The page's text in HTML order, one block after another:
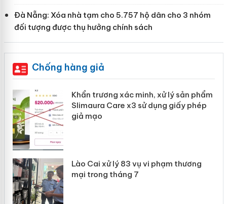
Đà Nẵng: Xóa nhà tạm cho 5.757 hộ dân cho 3 nhóm
đối tượng được thụ hưởng chính sách
Chống hàng giả
Khẩn trương xác minh, xử lý sản phẩm
Slimaura Care x3 sử dụng giấy phép
giả mạo
Lào Cai xử lý 83 vụ vi phạm thương
mại trong tháng 7